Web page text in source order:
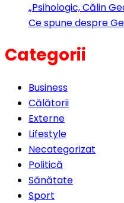
„Psihologic, Călin
Ce spune despre
Categorii
Business
Călătorii
Externe
Lifestyle
Necategorizat
Politică
Sănătate
Sport